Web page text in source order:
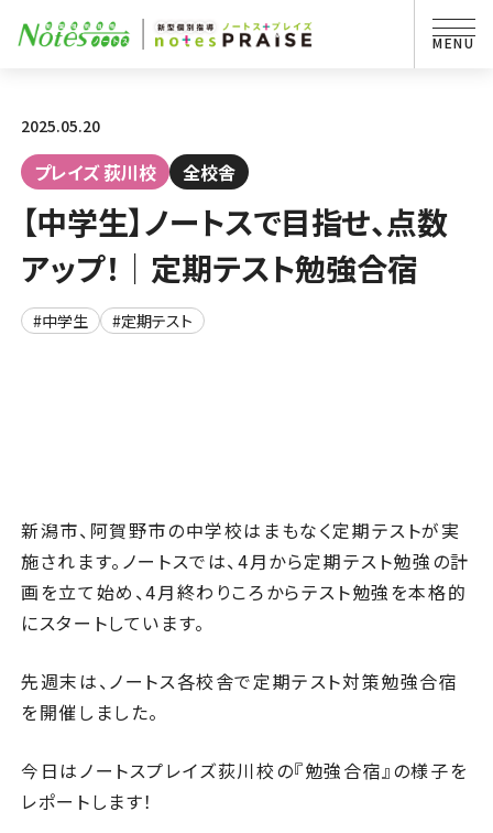
2025.05.20
プレイズ 荻川校 全校舎
【中学生】ノートスで目指せ、点数
アップ！｜定期テスト勉強合宿
#中学生 #定期テスト
新潟市、阿賀野市の中学校はまもなく定期テストが実
施されます。ノートスでは、4月から定期テスト勉強の計
画を立て始め、4月終わりころからテスト勉強を本格的
にスタートしています。
先週末は、ノートス各校舎で定期テスト対策勉強合宿
を開催しました。
今日はノートスプレイズ荻川校の『勉強合宿』の様子を
レポートします！